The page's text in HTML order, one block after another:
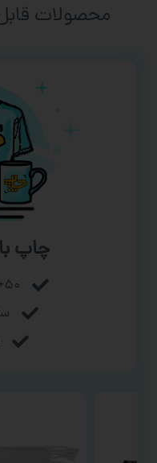
محصولات
چاپ
۵۰+ محصول قابل چاپ